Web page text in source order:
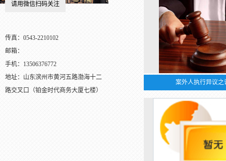
传真：0543-2210102
邮箱：
手机：13506376772
地址：山东滨州市黄河五路渤海十二
路交叉口（铂金时代商务大厦七楼）
案外人执行异议之
请用微信扫码关注